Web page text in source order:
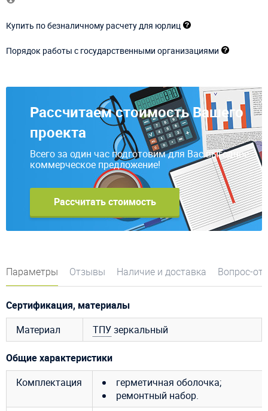
Купить по безналичному расчету для юрлиц
Порядок работы с государственными организациями
Рассчитаем стоимость Вашего
проекта
Всего за один час подготовим для Вас выгодное
коммерческое предложение!
Рассчитать стоимость
Параметры Отзывы Наличие и доставка Вопрос-
Сертификация, материалы
Материал
ТПУзеркальный
Общие характеристики
Комплектация
герметичная оболочка;
ремонтный набор.